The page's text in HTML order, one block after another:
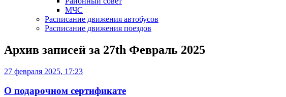
МЧС
Расписание движения автобусов
Расписание движения поездов
Архив записей за 27th Февраль 2025
27 февраля 2025, 17:23
О подарочном сертификате